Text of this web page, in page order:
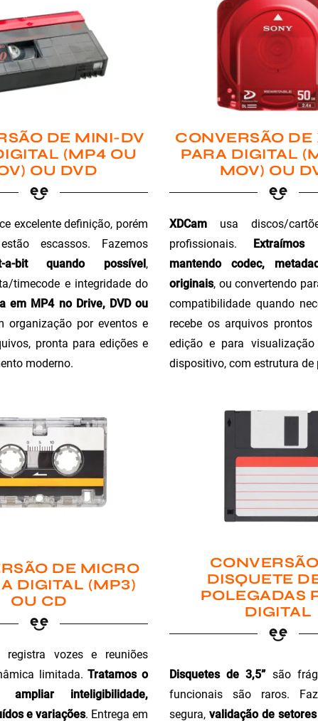
DE MINI-DV
(MP4 OU
OU DVD
excelente definição, porém
escassos. Fazemos
a-bit quando possível,
timecode e integridade do
em MP4 no Drive, DVD ou
organização por eventos e
pronta para edições e
moderno.
CONVERSÃO
PARA DIGITAL
MOV) OU
XDCam usa discos/
profissionais.
mantendo codec,
originais, ou convertendo
compatibilidade quando
recebe os arquivos
edição e para
dispositivo, com estrutura
DE MICRO
DIGITAL (MP3)
OU CD
registra vozes e reuniões
limitada.Tratamos o
inteligibilidade,
e variações. Entrega em
DISQUETE
POLEGADAS
DIGITAL
Disquetes de 3,5”são
funcionais são raros.
segura, validação de